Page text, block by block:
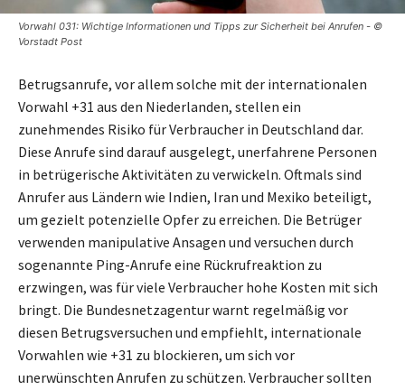
Vorwahl 031: Wichtige Informationen und Tipps zur Sicherheit bei Anrufen - ©
Vorstadt Post
Betrugsanrufe, vor allem solche mit der internationalen
Vorwahl +31 aus den Niederlanden, stellen ein
zunehmendes Risiko für Verbraucher in Deutschland dar.
Diese Anrufe sind darauf ausgelegt, unerfahrene Personen
in betrügerische Aktivitäten zu verwickeln. Oftmals sind
Anrufer aus Ländern wie Indien, Iran und Mexiko beteiligt,
um gezielt potenzielle Opfer zu erreichen. Die Betrüger
verwenden manipulative Ansagen und versuchen durch
sogenannte Ping-Anrufe eine Rückrufreaktion zu
erzwingen, was für viele Verbraucher hohe Kosten mit sich
bringt. Die Bundesnetzagentur warnt regelmäßig vor
diesen Betrugsversuchen und empfiehlt, internationale
Vorwahlen wie +31 zu blockieren, um sich vor
unerwünschten Anrufen zu schützen. Verbraucher sollten